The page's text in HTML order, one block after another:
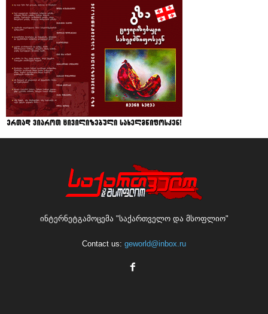
ინტერნეტგამოცემა "საქართველო და მსოფლიო"